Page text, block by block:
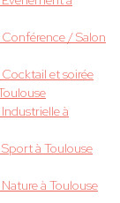
/ Salon
et soirée
à
à Toulouse
à Toulouse